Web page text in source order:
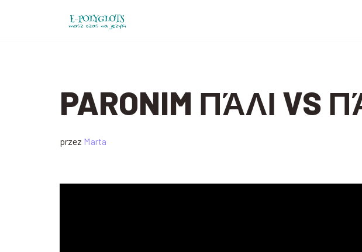
PARONIM ΠΆΛΙ VS
przez Marta